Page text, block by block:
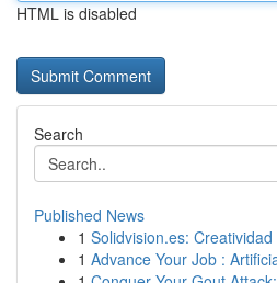
HTML is disabled
Search
Published News
1 Solidvision.es:
1 Advance Your Job :